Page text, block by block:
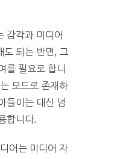
감각과 미디어
도 되는 반면, 그
를 필요로 합니
모드로 존재하
들이는 대신 넘
합니다.
어는 미디어 자